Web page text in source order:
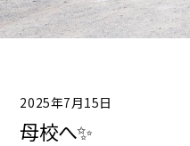
2025年7月15日
母校へ✨